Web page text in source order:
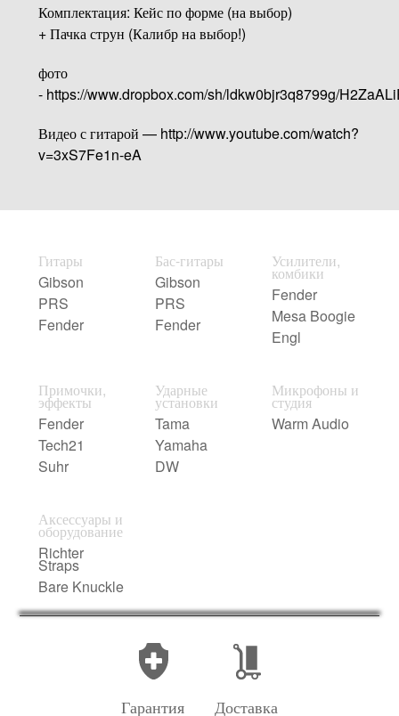
Комплектация: Кейс по форме (на выбор)
+ Пачка струн (Калибр на выбор!)
фото
- https://www.dropbox.com/sh/ldkw0bjr3q8799g/
Видео с гитарой — http://www.youtube.com/watch?
v=3xS7Fe1n-eA
Гитары
Gibson
PRS
Fender
Бас-гитары
Gibson
PRS
Fender
Усилители,
комбики
Fender
Mesa Boogie
Engl
Примочки,
эффекты
Fender
Tech21
Suhr
Ударные
установки
Tama
Yamaha
DW
Микрофоны и
студия
Warm Audio
Аксессуары и
оборудование
Richter
Straps
Bare Knuckle
Гарантия Доставка